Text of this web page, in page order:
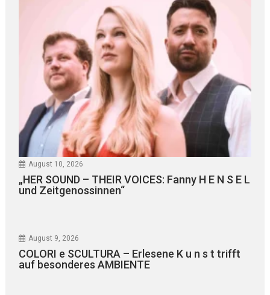
August 10, 2026
„HER SOUND – THEIR VOICES: Fanny H E N S E L
und Zeitgenossinnen“
August 9, 2026
COLORI e SCULTURA – Erlesene K u n s t trifft
auf besonderes AMBIENTE